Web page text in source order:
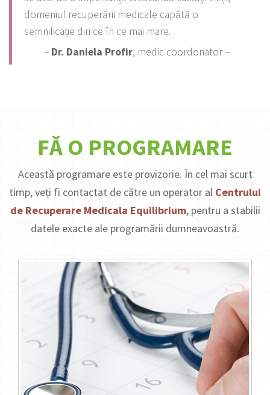
domeniul recuperării medicale capătă o
semnificație din ce în ce mai mare.
– Dr. Daniela Profir, medic coordonator –
FĂ O PROGRAMARE
Această programare este provizorie. În cel mai scurt
timp, veți fi contactat de către un operator al Centrului
de Recuperare Medicala Equilibrium, pentru a stabilii
datele exacte ale programării dumneavoastră.